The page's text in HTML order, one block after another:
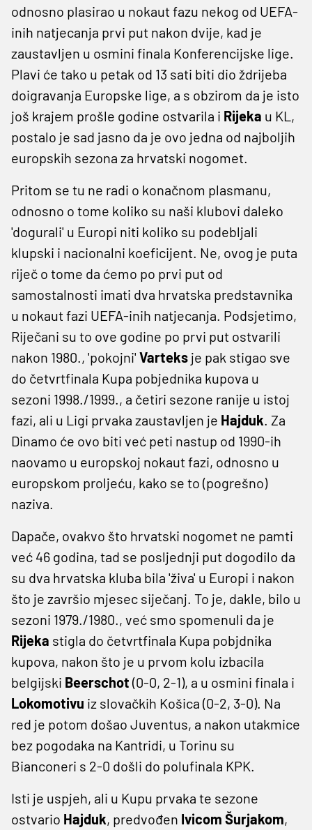
odnosno plasirao u nokaut fazu nekog od UEFA-
inih natjecanja prvi put nakon dvije, kad je
zaustavljen u osmini finala Konferencijske lige.
Plavi će tako u petak od 13 sati biti dio ždrijeba
doigravanja Europske lige, a s obzirom da je isto
još krajem prošle godine ostvarila i Rijeka u KL,
postalo je sad jasno da je ovo jedna od najboljih
europskih sezona za hrvatski nogomet.
Pritom se tu ne radi o konačnom plasmanu,
odnosno o tome koliko su naši klubovi daleko
'dogurali' u Europi niti koliko su podebljali
klupski i nacionalni koeficijent. Ne, ovog je puta
riječ o tome da ćemo po prvi put od
samostalnosti imati dva hrvatska predstavnika
u nokaut fazi UEFA-inih natjecanja. Podsjetimo,
Riječani su to ove godine po prvi put ostvarili
nakon 1980., 'pokojni' Varteks je pak stigao sve
do četvrtfinala Kupa pobjednika kupova u
sezoni 1998./1999., a četiri sezone ranije u istoj
fazi, ali u Ligi prvaka zaustavljen je Hajduk. Za
Dinamo će ovo biti već peti nastup od 1990-ih
naovamo u europskoj nokaut fazi, odnosno u
europskom proljeću, kako se to (pogrešno)
naziva.
Dapače, ovakvo što hrvatski nogomet ne pamti
već 46 godina, tad se posljednji put dogodilo da
su dva hrvatska kluba bila 'živa' u Europi i nakon
što je završio mjesec siječanj. To je, dakle, bilo u
sezoni 1979./1980., već smo spomenuli da je
Rijeka stigla do četvrtfinala Kupa pobjdnika
kupova, nakon što je u prvom kolu izbacila
belgijski Beerschot (0-0, 2-1), a u osmini finala i
Lokomotivu iz slovačkih Košica (0-2, 3-0). Na
red je potom došao Juventus, a nakon utakmice
bez pogodaka na Kantridi, u Torinu su
Bianconeri s 2-0 došli do polufinala KPK.
Isti je uspjeh, ali u Kupu prvaka te sezone
ostvario Hajduk, predvođen Ivicom Šurjakom,